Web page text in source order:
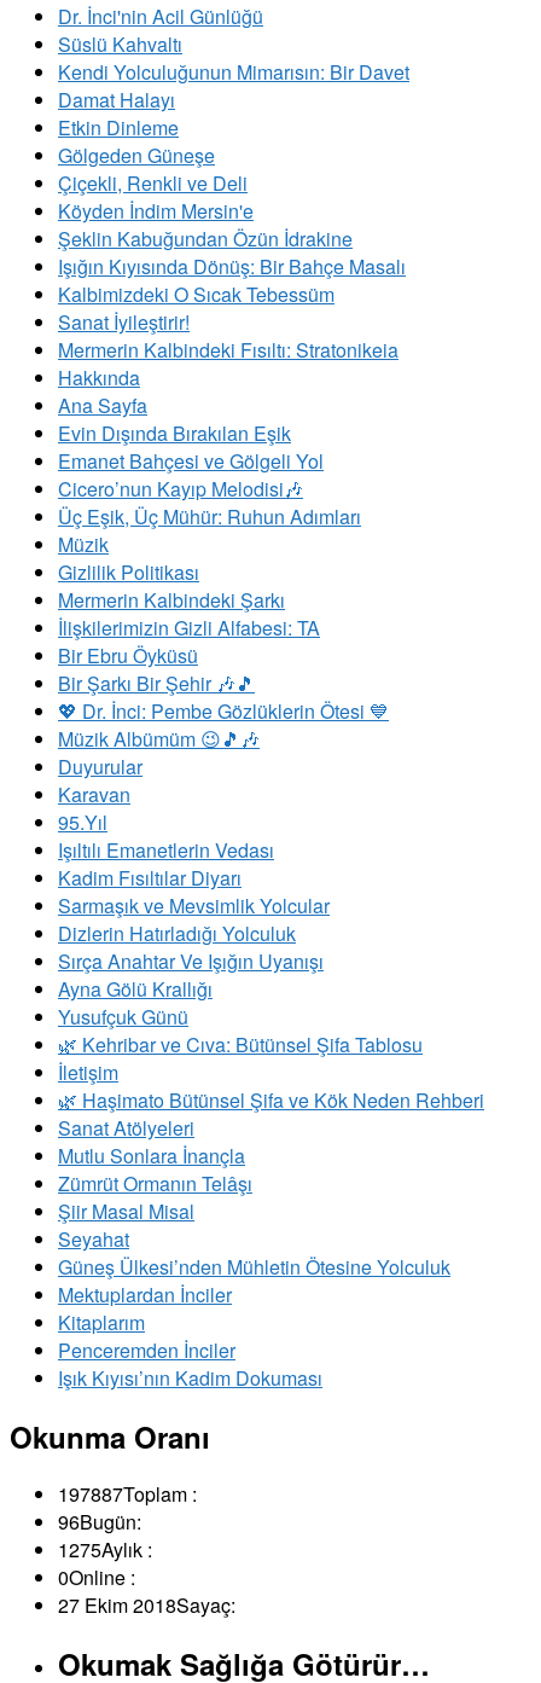
Dr. İnci'nin Acil Günlüğü
Süslü Kahvaltı
Kendi Yolculuğunun Mimarısın: Bir Davet
Damat Halayı
Etkin Dinleme
Gölgeden Güneşe
Çiçekli, Renkli ve Deli
Köyden İndim Mersin'e
Şeklin Kabuğundan Özün İdrakine
Işığın Kıyısında Dönüş: Bir Bahçe Masalı
Kalbimizdeki O Sıcak Tebessüm
Sanat İyileştirir!
Mermerin Kalbindeki Fısıltı: Stratonikeia
Hakkında
Ana Sayfa
Evin Dışında Bırakılan Eşik
Emanet Bahçesi ve Gölgeli Yol
Cicero’nun Kayıp Melodisi🎶
Üç Eşik, Üç Mühür: Ruhun Adımları
Müzik
Gizlilik Politikası
Mermerin Kalbindeki Şarkı
İlişkilerimizin Gizli Alfabesi: TA
Bir Ebru Öyküsü
Bir Şarkı Bir Şehir 🎶🎵
💖 Dr. İnci: Pembe Gözlüklerin Ötesi 💙
Müzik Albümüm 😉🎵🎶
Duyurular
Karavan
95.Yıl
​Işıltılı Emanetlerin Vedası
Kadim Fısıltılar Diyarı
Sarmaşık ve Mevsimlik Yolcular
Dizlerin Hatırladığı Yolculuk
Sırça Anahtar Ve Işığın Uyanışı
Ayna Gölü Krallığı
Yusufçuk Günü
​🌿 Kehribar ve Cıva: Bütünsel Şifa Tablosu
İletişim
🌿 Haşimato Bütünsel Şifa ve Kök Neden Rehberi
Sanat Atölyeleri
Mutlu Sonlara İnançla
Zümrüt Ormanın Telâşı
Şiir Masal Misal
Seyahat
Güneş Ülkesi’nden Mühletin Ötesine Yolculuk
Mektuplardan İnciler
Kitaplarım
Penceremden İnciler
Işık Kıyısı’nın Kadim Dokuması
Okunma Oranı
197887Toplam :
96Bugün:
1275Aylık :
0Online :
27 Ekim 2018Sayaç:
Okumak Sağlığa Götürür…